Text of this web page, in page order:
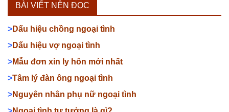
BÀI VIẾT NÊN ĐỌC
>Dấu hiệu chồng ngoại tình
>Dấu hiệu vợ ngoại tình
>Mẫu đơn xin ly hôn mới nhất
>Tâm lý đàn ông ngoại tình
>Nguyên nhân phụ nữ ngoại tình